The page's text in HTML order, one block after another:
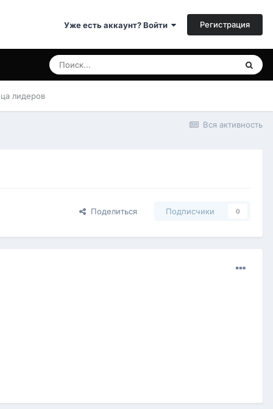
Уже есть аккаунт? Войти Регистрация
лидеров
Вся активность
Поделиться Подписчики 0